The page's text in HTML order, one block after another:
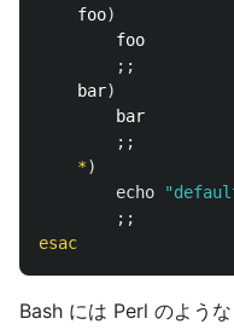
foo)
        foo
;;
    bar
)
        bar
;;
*)
echo
;;
esac
Bash には Perl のよう